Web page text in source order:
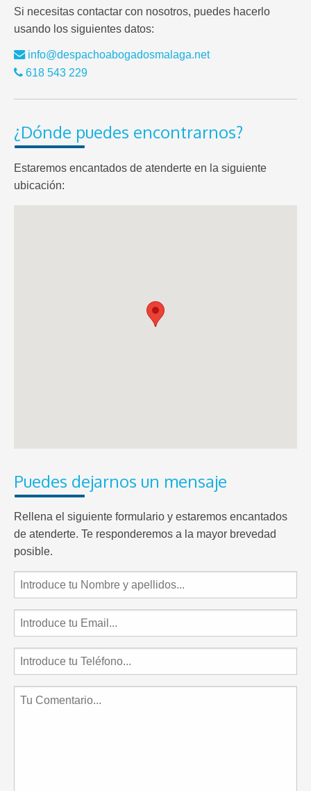
Si necesitas contactar con nosotros, puedes hacerlo
usando los siguientes datos:
info@despachoabogadosmalaga.net
618 543 229
¿Dónde puedes encontrarnos?
Estaremos encantados de atenderte en la siguiente
ubicación:
Puedes dejarnos un mensaje
Rellena el siguiente formulario y estaremos encantados
de atenderte. Te responderemos a la mayor brevedad
posible.